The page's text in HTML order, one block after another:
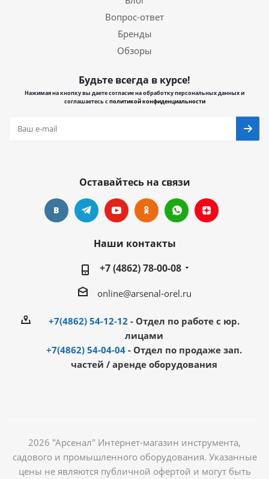
Вопрос-ответ
Бренды
Обзоры
Будьте всегда в курсе!
Нажимая на кнопку вы даете согласие на обработку персональных данных и
соглашаетесь сполитикой конфиденциальности
Оставайтесь на связи
Наши контакты
+7 (4862) 78-00-08
online@arsenal-orel.ru
+7(4862) 54-12-12 - Отдел по работе с юр.
лицами
+7(4862) 54-04-04 - Отдел по продаже зап.
частей / аренде оборудования
2026 "Арсенал" Интернет-магазин инструмента,
садового и промышленного оборудования. Указанные
цены не являются публичной офертой и могут быть